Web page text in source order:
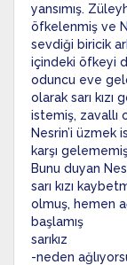
yansımış.
öfkelenmiş ve
sevdiği biricik
içindeki öfkeyi
oduncu eve
olarak sarı
istemiş, zavallı
Nesrin’i üzmek
karşı
Bunu duyan
sarı kızı
olmuş, hemen
başlamış
sarıkız
-neden